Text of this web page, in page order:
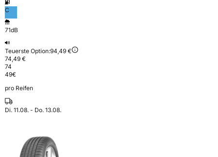
C
71dB
Teuerste Option:94,49 €
74,49 €
74
49€
pro Reifen
Di. 11.08. - Do. 13.08.